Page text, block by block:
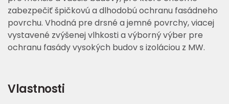
zabezpečiť špičkovú a dlhodobú ochranu fasádneho
povrchu. Vhodná pre drsné a jemné povrchy, viacej
vystavené zvýšenej vlhkosti a výborný výber pre
ochranu fasády vysokých budov s izoláciou z MW.
Vlastnosti